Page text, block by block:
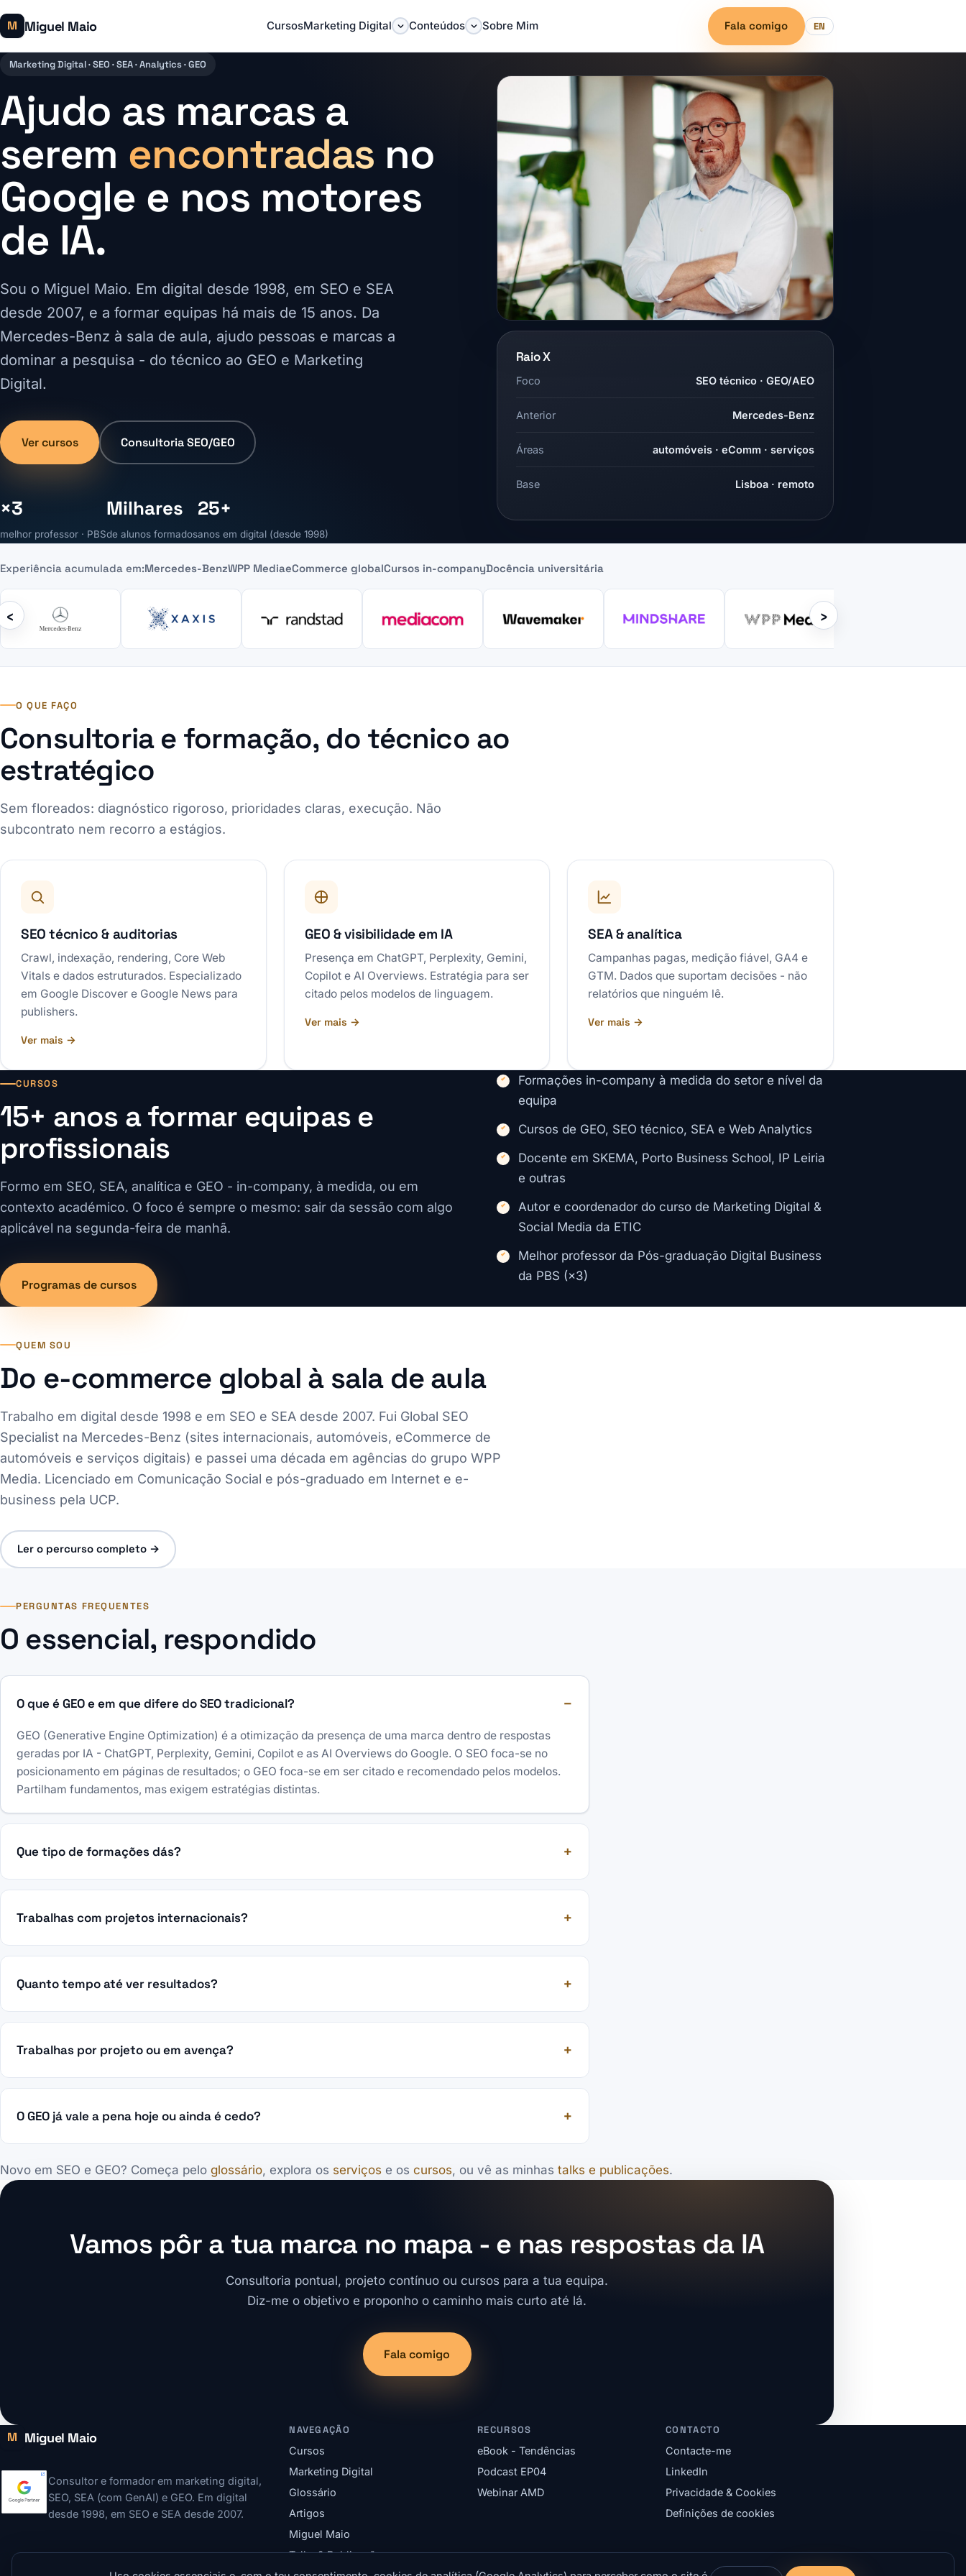
M Miguel Maio CursosMarketing Digital Conteúdos Sobre Mim Fala comigo EN
Marketing Digital · SEO · SEA · Analytics · GEO
Ajudo as marcas a
serem encontradas no
Google e nos motores
de IA.
Sou o Miguel Maio. Em digital desde 1998, em SEO e SEA
desde 2007, e a formar equipas há mais de 15 anos. Da
Mercedes-Benz à sala de aula, ajudo pessoas e marcas a
dominar a pesquisa - do técnico ao GEO e Marketing
Digital.
Ver cursos Consultoria SEO/GEO
×3
melhor professor · PBS
Milhares
de alunos formados
25+
anos em digital (desde 1998)
Raio X
Foco SEO técnico · GEO/AEO
Anterior Mercedes-Benz
Áreas automóveis · eComm · serviços
Base Lisboa · remoto
Experiência acumulada em:Mercedes-BenzWPP MediaeCommerce globalCursos in-companyDocência universitária
‹ ›
O QUE FAÇO
Consultoria e formação, do técnico ao
estratégico
Sem floreados: diagnóstico rigoroso, prioridades claras, execução. Não
subcontrato nem recorro a estágios.
SEO técnico & auditorias
Crawl, indexação, rendering, Core Web
Vitals e dados estruturados. Especializado
em Google Discover e Google News para
publishers.
Ver mais →
GEO & visibilidade em IA
Presença em ChatGPT, Perplexity, Gemini,
Copilot e AI Overviews. Estratégia para ser
citado pelos modelos de linguagem.
Ver mais →
SEA & analítica
Campanhas pagas, medição fiável, GA4 e
GTM. Dados que suportam decisões - não
relatórios que ninguém lê.
Ver mais →
CURSOS
15+ anos a formar equipas e
profissionais
Formo em SEO, SEA, analítica e GEO - in-company, à medida, ou em
contexto académico. O foco é sempre o mesmo: sair da sessão com algo
aplicável na segunda-feira de manhã.
Programas de cursos
Formações in-company à medida do setor e nível da
equipa
Cursos de GEO, SEO técnico, SEA e Web Analytics
Docente em SKEMA, Porto Business School, IP Leiria
e outras
Autor e coordenador do curso de Marketing Digital &
Social Media da ETIC
Melhor professor da Pós-graduação Digital Business
da PBS (×3)
QUEM SOU
Do e-commerce global à sala de aula
Trabalho em digital desde 1998 e em SEO e SEA desde 2007. Fui Global SEO
Specialist na Mercedes-Benz (sites internacionais, automóveis, eCommerce de
automóveis e serviços digitais) e passei uma década em agências do grupo WPP
Media. Licenciado em Comunicação Social e pós-graduado em Internet e e-
business pela UCP.
Ler o percurso completo →
PERGUNTAS FREQUENTES
O essencial, respondido
O que é GEO e em que difere do SEO tradicional?
GEO (Generative Engine Optimization) é a otimização da presença de uma marca dentro de respostas
geradas por IA - ChatGPT, Perplexity, Gemini, Copilot e as AI Overviews do Google. O SEO foca-se no
posicionamento em páginas de resultados; o GEO foca-se em ser citado e recomendado pelos modelos.
Partilham fundamentos, mas exigem estratégias distintas.
Que tipo de formações dás?
Trabalhas com projetos internacionais?
Quanto tempo até ver resultados?
Trabalhas por projeto ou em avença?
O GEO já vale a pena hoje ou ainda é cedo?
Novo em SEO e GEO? Começa pelo glossário, explora os serviços e os cursos, ou vê as minhas talks e publicações.
Vamos pôr a tua marca no mapa - e nas respostas da IA
Consultoria pontual, projeto contínuo ou cursos para a tua equipa.
Diz-me o objetivo e proponho o caminho mais curto até lá.
Fala comigo
M Miguel Maio
Consultor e formador em marketing digital,
SEO, SEA (com GenAI) e GEO. Em digital
desde 1998, em SEO e SEA desde 2007.
NAVEGAÇÃO
Cursos
Marketing Digital
Glossário
Artigos
Miguel Maio
Talks & Publicações
RECURSOS
eBook - Tendências
Podcast EP04
Webinar AMD
CONTACTO
Contacte-me
LinkedIn
Privacidade & Cookies
Definições de cookies